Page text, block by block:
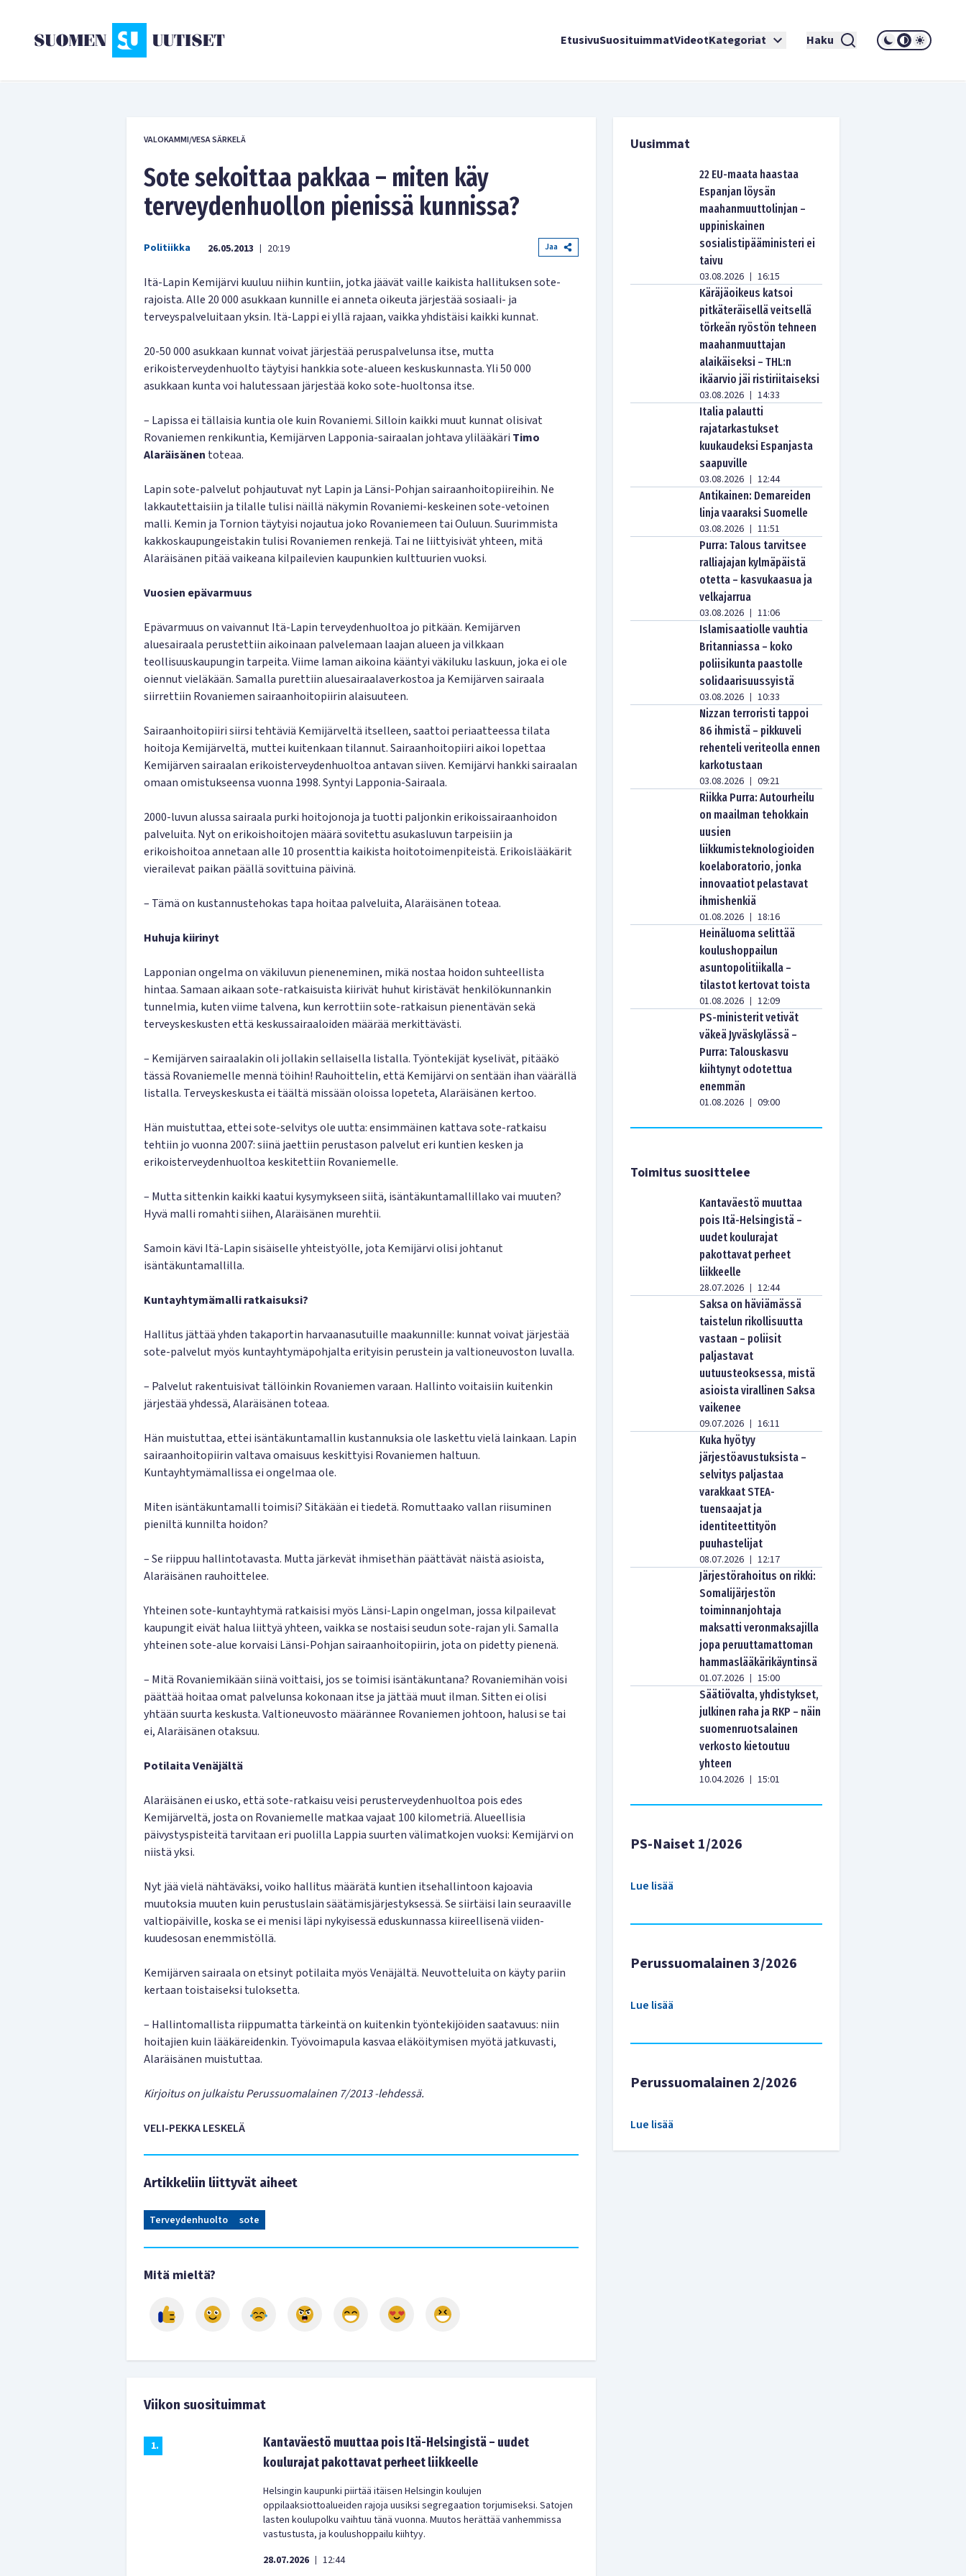
EtusivuSuosituimmatVideotKategoriat Haku
VALOKAMMI/VESA SÄRKELÄ
Sote sekoittaa pakkaa – miten käy
terveydenhuollon pienissä kunnissa?
Politiikka 26.05.2013 | 20:19 Jaa
Itä-Lapin Kemijärvi kuuluu niihin kuntiin, jotka jäävät vaille kaikista hallituksen sote-
rajoista. Alle 20 000 asukkaan kunnille ei anneta oikeuta järjestää sosiaali- ja
terveyspalveluitaan yksin. Itä-Lappi ei yllä rajaan, vaikka yhdistäisi kaikki kunnat.
20-50 000 asukkaan kunnat voivat järjestää peruspalvelunsa itse, mutta
erikoisterveydenhuolto täytyisi hankkia sote-alueen keskuskunnasta. Yli 50 000
asukkaan kunta voi halutessaan järjestää koko sote-huoltonsa itse.
– Lapissa ei tällaisia kuntia ole kuin Rovaniemi. Silloin kaikki muut kunnat olisivat
Rovaniemen renkikuntia, Kemijärven Lapponia-sairaalan johtava ylilääkäri Timo
Alaräisänen toteaa.
Lapin sote-palvelut pohjautuvat nyt Lapin ja Länsi-Pohjan sairaanhoitopiireihin. Ne
lakkautettaisiin ja tilalle tulisi näillä näkymin Rovaniemi-keskeinen sote-vetoinen
malli. Kemin ja Tornion täytyisi nojautua joko Rovaniemeen tai Ouluun. Suurimmista
kakkoskaupungeistakin tulisi Rovaniemen renkejä. Tai ne liittyisivät yhteen, mitä
Alaräisänen pitää vaikeana kilpailevien kaupunkien kulttuurien vuoksi.
Vuosien epävarmuus
Epävarmuus on vaivannut Itä-Lapin terveydenhuoltoa jo pitkään. Kemijärven
aluesairaala perustettiin aikoinaan palvelemaan laajan alueen ja vilkkaan
teollisuuskaupungin tarpeita. Viime laman aikoina kääntyi väkiluku laskuun, joka ei ole
oiennut vieläkään. Samalla purettiin aluesairaalaverkostoa ja Kemijärven sairaala
siirrettiin Rovaniemen sairaanhoitopiirin alaisuuteen.
Sairaanhoitopiiri siirsi tehtäviä Kemijärveltä itselleen, saattoi periaatteessa tilata
hoitoja Kemijärveltä, muttei kuitenkaan tilannut. Sairaanhoitopiiri aikoi lopettaa
Kemijärven sairaalan erikoisterveydenhuoltoa antavan siiven. Kemijärvi hankki sairaalan
omaan omistukseensa vuonna 1998. Syntyi Lapponia-Sairaala.
2000-luvun alussa sairaala purki hoitojonoja ja tuotti paljonkin erikoissairaanhoidon
palveluita. Nyt on erikoishoitojen määrä sovitettu asukasluvun tarpeisiin ja
erikoishoitoa annetaan alle 10 prosenttia kaikista hoitotoimenpiteistä. Erikoislääkärit
vierailevat paikan päällä sovittuina päivinä.
– Tämä on kustannustehokas tapa hoitaa palveluita, Alaräisänen toteaa.
Huhuja kiirinyt
Lapponian ongelma on väkiluvun pieneneminen, mikä nostaa hoidon suhteellista
hintaa. Samaan aikaan sote-ratkaisuista kiirivät huhut kiristävät henkilökunnankin
tunnelmia, kuten viime talvena, kun kerrottiin sote-ratkaisun pienentävän sekä
terveyskeskusten että keskussairaaloiden määrää merkittävästi.
– Kemijärven sairaalakin oli jollakin sellaisella listalla. Työntekijät kyselivät, pitääkö
tässä Rovaniemelle mennä töihin! Rauhoittelin, että Kemijärvi on sentään ihan väärällä
listalla. Terveyskeskusta ei täältä missään oloissa lopeteta, Alaräisänen kertoo.
Hän muistuttaa, ettei sote-selvitys ole uutta: ensimmäinen kattava sote-ratkaisu
tehtiin jo vuonna 2007: siinä jaettiin perustason palvelut eri kuntien kesken ja
erikoisterveydenhuoltoa keskitettiin Rovaniemelle.
– Mutta sittenkin kaikki kaatui kysymykseen siitä, isäntäkuntamallillako vai muuten?
Hyvä malli romahti siihen, Alaräisänen murehtii.
Samoin kävi Itä-Lapin sisäiselle yhteistyölle, jota Kemijärvi olisi johtanut
isäntäkuntamallilla.
Kuntayhtymämalli ratkaisuksi?
Hallitus jättää yhden takaportin harvaanasutuille maakunnille: kunnat voivat järjestää
sote-palvelut myös kuntayhtymäpohjalta erityisin perustein ja valtioneuvoston luvalla.
– Palvelut rakentuisivat tällöinkin Rovaniemen varaan. Hallinto voitaisiin kuitenkin
järjestää yhdessä, Alaräisänen toteaa.
Hän muistuttaa, ettei isäntäkuntamallin kustannuksia ole laskettu vielä lainkaan. Lapin
sairaanhoitopiirin valtava omaisuus keskittyisi Rovaniemen haltuun.
Kuntayhtymämallissa ei ongelmaa ole.
Miten isäntäkuntamalli toimisi? Sitäkään ei tiedetä. Romuttaako vallan riisuminen
pieniltä kunnilta hoidon?
– Se riippuu hallintotavasta. Mutta järkevät ihmisethän päättävät näistä asioista,
Alaräisänen rauhoittelee.
Yhteinen sote-kuntayhtymä ratkaisisi myös Länsi-Lapin ongelman, jossa kilpailevat
kaupungit eivät halua liittyä yhteen, vaikka se nostaisi seudun sote-rajan yli. Samalla
yhteinen sote-alue korvaisi Länsi-Pohjan sairaanhoitopiirin, jota on pidetty pienenä.
– Mitä Rovaniemikään siinä voittaisi, jos se toimisi isäntäkuntana? Rovaniemihän voisi
päättää hoitaa omat palvelunsa kokonaan itse ja jättää muut ilman. Sitten ei olisi
yhtään suurta keskusta. Valtioneuvosto määrännee Rovaniemen johtoon, halusi se tai
ei, Alaräisänen otaksuu.
Potilaita Venäjältä
Alaräisänen ei usko, että sote-ratkaisu veisi perusterveydenhuoltoa pois edes
Kemijärveltä, josta on Rovaniemelle matkaa vajaat 100 kilometriä. Alueellisia
päivystyspisteitä tarvitaan eri puolilla Lappia suurten välimatkojen vuoksi: Kemijärvi on
niistä yksi.
Nyt jää vielä nähtäväksi, voiko hallitus määrätä kuntien itsehallintoon kajoavia
muutoksia muuten kuin perustuslain säätämisjärjestyksessä. Se siirtäisi lain seuraaville
valtiopäiville, koska se ei menisi läpi nykyisessä eduskunnassa kiireellisenä viiden-
kuudesosan enemmistöllä.
Kemijärven sairaala on etsinyt potilaita myös Venäjältä. Neuvotteluita on käyty pariin
kertaan toistaiseksi tuloksetta.
– Hallintomallista riippumatta tärkeintä on kuitenkin työntekijöiden saatavuus: niin
hoitajien kuin lääkäreidenkin. Työvoimapula kasvaa eläköitymisen myötä jatkuvasti,
Alaräisänen muistuttaa.
Kirjoitus on julkaistu Perussuomalainen 7/2013 -lehdessä.
VELI-PEKKA LESKELÄ
Artikkeliin liittyvät aiheet
Terveydenhuolto sote
Mitä mieltä?
Viikon suosituimmat
1.
Kantaväestö muuttaa pois Itä-Helsingistä – uudet
koulurajat pakottavat perheet liikkeelle
Helsingin kaupunki piirtää itäisen Helsingin koulujen
oppilaaksiottoalueiden rajoja uusiksi segregaation torjumiseksi. Satojen
lasten koulupolku vaihtuu tänä vuonna. Muutos herättää vanhemmissa
vastustusta, ja koulushoppailu kiihtyy.
28.07.2026 | 12:44
Uusimmat
22 EU-maata haastaa
Espanjan löysän
maahanmuuttolinjan –
uppiniskainen
sosialistipääministeri ei
taivu
03.08.2026 | 16:15
Käräjäoikeus katsoi
pitkäteräisellä veitsellä
törkeän ryöstön tehneen
maahanmuuttajan
alaikäiseksi – THL:n
ikäarvio jäi ristiriitaiseksi
03.08.2026 | 14:33
Italia palautti
rajatarkastukset
kuukaudeksi Espanjasta
saapuville
03.08.2026 | 12:44
Antikainen: Demareiden
linja vaaraksi Suomelle
03.08.2026 | 11:51
Purra: Talous tarvitsee
ralliajajan kylmäpäistä
otetta – kasvukaasua ja
velkajarrua
03.08.2026 | 11:06
Islamisaatiolle vauhtia
Britanniassa – koko
poliisikunta paastolle
solidaarisuussyistä
03.08.2026 | 10:33
Nizzan terroristi tappoi
86 ihmistä – pikkuveli
rehenteli veriteolla ennen
karkotustaan
03.08.2026 | 09:21
Riikka Purra: Autourheilu
on maailman tehokkain
uusien
liikkumisteknologioiden
koelaboratorio, jonka
innovaatiot pelastavat
ihmishenkiä
01.08.2026 | 18:16
Heinäluoma selittää
koulushoppailun
asuntopolitiikalla –
tilastot kertovat toista
01.08.2026 | 12:09
PS-ministerit vetivät
väkeä Jyväskylässä –
Purra: Talouskasvu
kiihtynyt odotettua
enemmän
01.08.2026 | 09:00
Toimitus suosittelee
Kantaväestö muuttaa
pois Itä-Helsingistä –
uudet koulurajat
pakottavat perheet
liikkeelle
28.07.2026 | 12:44
Saksa on häviämässä
taistelun rikollisuutta
vastaan – poliisit
paljastavat
uutuusteoksessa, mistä
asioista virallinen Saksa
vaikenee
09.07.2026 | 16:11
Kuka hyötyy
järjestöavustuksista –
selvitys paljastaa
varakkaat STEA-
tuensaajat ja
identiteettityön
puuhastelijat
08.07.2026 | 12:17
Järjestörahoitus on rikki:
Somalijärjestön
toiminnanjohtaja
maksatti veronmaksajilla
jopa peruuttamattoman
hammaslääkärikäyntinsä
01.07.2026 | 15:00
Säätiövalta, yhdistykset,
julkinen raha ja RKP – näin
suomenruotsalainen
verkosto kietoutuu
yhteen
10.04.2026 | 15:01
PS-Naiset 1/2026
Lue lisää
Perussuomalainen 3/2026
Lue lisää
Perussuomalainen 2/2026
Lue lisää